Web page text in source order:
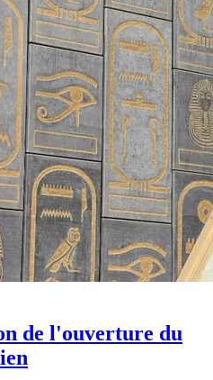
de l'ouverture du